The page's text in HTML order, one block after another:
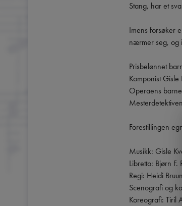
Stang, har et
Imens forsøker
nærmer seg, og
Prisbelønnet
Komponist
Operaens
Forestillingen
Musikk: Gisle
Libretto: Bjørn F.
Regi: Heidi
Scenografi og
Koreografi: Tiril